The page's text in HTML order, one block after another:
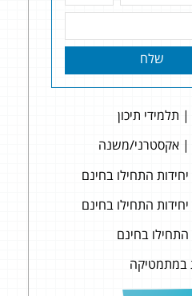
שלח
תלמידי תיכון
| אקסטרני/משנה
במתמטיקה